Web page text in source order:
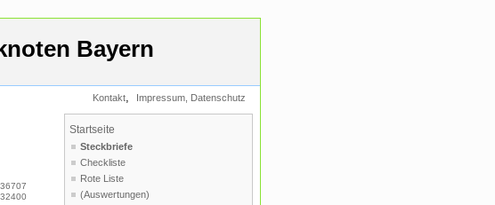
Bayern
Kontakt, Impressum, Datenschutz
Startseite
Steckbriefe
Checkliste
Rote Liste
(Auswertungen)